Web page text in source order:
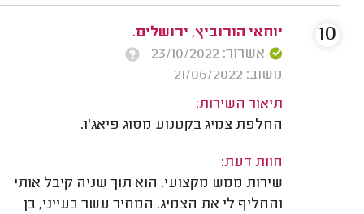
יוחאי הורוביץ, ירושלים.
אשרור: 23/10/2022
משוב: 21/06/2022
תיאור השירות:
החלפת צמיג בקטנוע מסוג פיאג'ו.
חוות דעת:
שירות ממש מקצועי. הוא תוך שניה קיבל אותי
והחליף לי את הצמיג. המחיר עשר בעייני, בן
10